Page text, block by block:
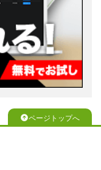
ページトップへ